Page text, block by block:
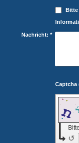
Bitte
Nachricht: *
↺